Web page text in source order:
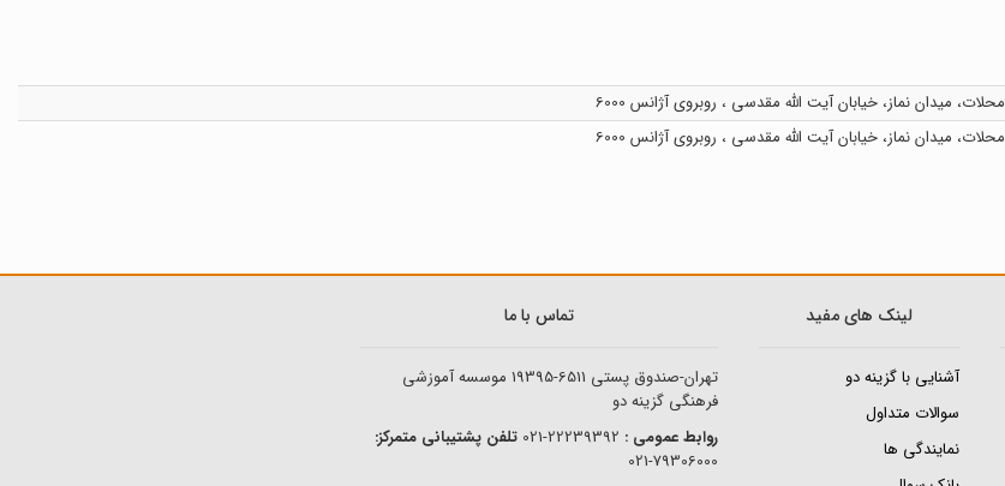
محلات، میدان نماز، خیابان آیت الله مقدسی ، روبروی آژانس 6000
محلات، میدان نماز، خیابان آیت الله مقدسی ، روبروی آژانس 6000
لینک های مفید
آشنایی با گزینه دو
سوالات متداول
نمایندگی ها
تماس با ما
تهران-صندوق پستی 19395-6511موسسه آموزشی
فرهنگی گزینه دو
روابط عمومی :
تلفن پشتیبانی متمرکز:
79306000-021